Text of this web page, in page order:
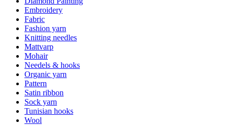
Embroidery
Fabric
Fashion yarn
Knitting needles
Mattvarp
Mohair
Needels & hooks
Organic yarn
Pattern
Satin ribbon
Sock yarn
Tunisian hooks
Wool